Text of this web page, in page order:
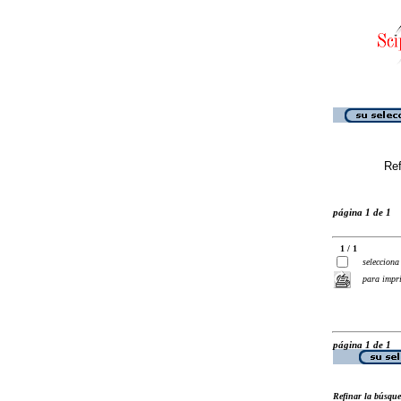
página 1 de 1
1 / 1
selecciona
para
página 1 de 1
Refinar la